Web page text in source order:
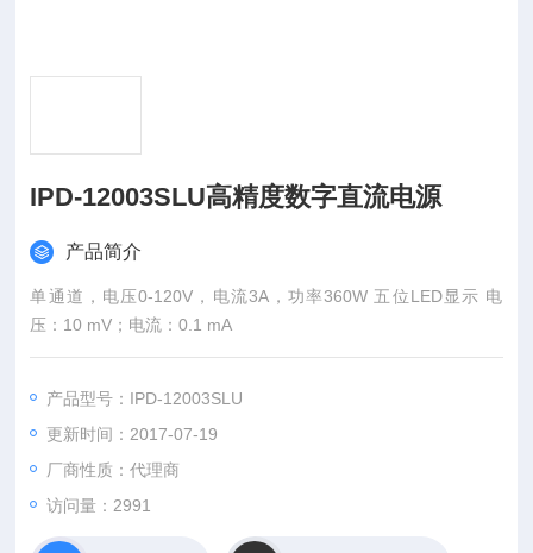
IPD-12003SLU高精度数字直流电源
产品简介
单通道，电压0-120V，电流3A，功率360W 五位LED显示 电
压：10 mV；电流：0.1 mA
产品型号：IPD-12003SLU
更新时间：2017-07-19
厂商性质：代理商
访问量：2991